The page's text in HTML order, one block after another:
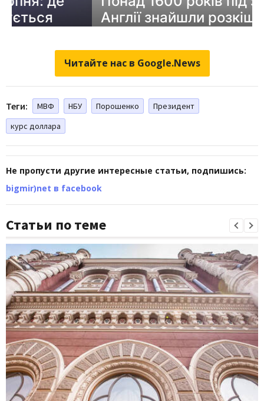
Читайте нас в Google.News
Теги: МВФ НБУ Порошенко
Президент
курс доллара
Не пропусти другие интересные статьи, подпишись:
bigmir)net в facebook
Статьи по теме